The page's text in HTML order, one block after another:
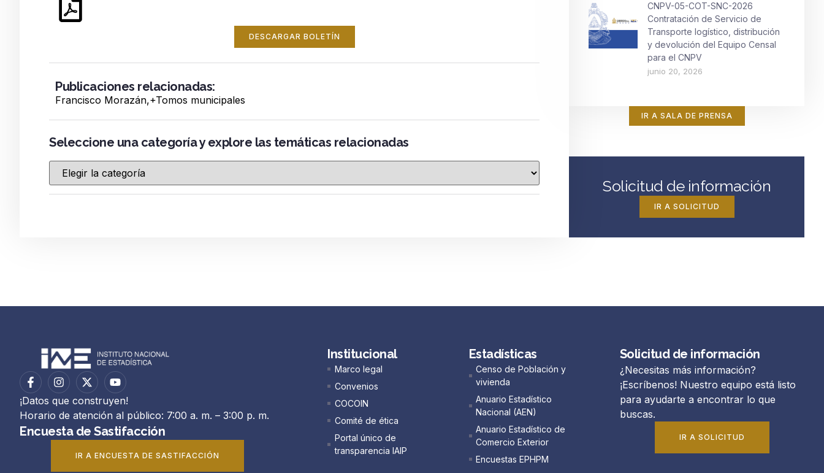
DESCARGAR BOLETÍN
Publicaciones relacionadas:
Francisco Morazán,+Tomos municipales
Seleccione una categoría y explore las temáticas relacionadas
CNPV-05-COT-SNC-2026
Contratación de Servicio de
Transporte logístico, distribución
y devolución del Equipo Censal
para el CNPV
junio 20, 2026
IR A SALA DE PRENSA
Solicitud de información
IR A SOLICITUD
¡Datos que construyen!
Horario de atención al público: 7:00 a. m. – 3:00 p. m.
Encuesta de Sastifacción
IR A ENCUESTA DE SASTIFACCIÓN
Institucional
Marco legal
Convenios
COCOIN
Comité de ética
Portal único de
transparencia IAIP
Estadísticas
Censo de Población y
vivienda
Anuario Estadístico
Nacional (AEN)​
Anuario Estadístico de
Comercio Exterior
Encuestas EPHPM
Solicitud de información
¿Necesitas más información?
¡Escríbenos! Nuestro equipo está listo
para ayudarte a encontrar lo que
buscas.
IR A SOLICITUD